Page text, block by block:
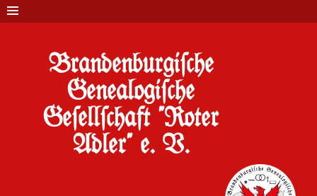
Brandenburgi#che
Genealogi#che
Ge#ell#chaft "Roter
Adler" e. V.